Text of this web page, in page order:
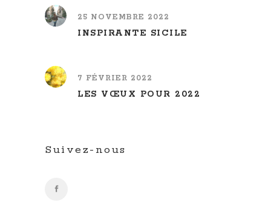
25 NOVEMBRE 2022
INSPIRANTE SICILE
7 FÉVRIER 2022
LES VŒUX POUR 2022
Suivez-nous